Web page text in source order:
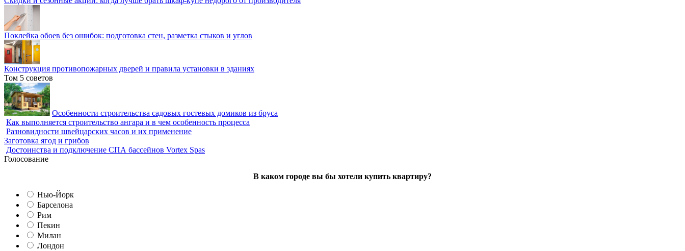
Поклейка обоев без ошибок: подготовка стен, разметка стыков и углов
Конструкция противопожарных дверей и правила установки в зданиях
Том 5 советов
Особенности строительства садовых гостевых домиков из бруса
Как выполняется строительство ангара и в чем особенность процесса
Разновидности швейцарских часов и их применение
Заготовка ягод и грибов
Достоинства и подключение СПА бассейнов Vortex Spas
Голосование
В каком городе вы бы хотели купить квартиру?
Нью-Йорк
Барселона
Рим
Пекин
Милан
Лондон